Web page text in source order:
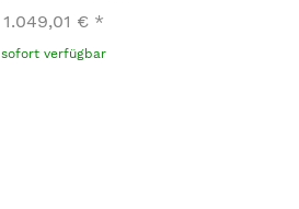
1.049,01 € *
sofort verfügbar